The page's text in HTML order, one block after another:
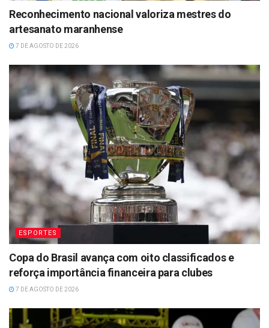
Reconhecimento nacional valoriza mestres do
artesanato maranhense
7 DE AGOSTO DE 2026
ESPORTES
Copa do Brasil avança com oito classificados e
reforça importância financeira para clubes
7 DE AGOSTO DE 2026